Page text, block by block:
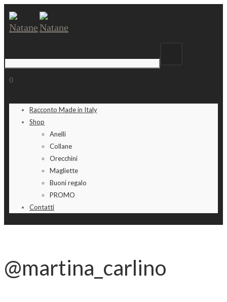
0
Racconto Made in Italy
Shop
Anelli
Collane
Orecchini
Magliette
Buoni regalo
PROMO
Contatti
@martina_carlino